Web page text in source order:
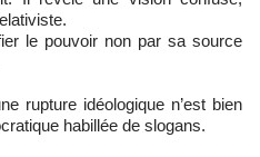
le pouvoir non par sa source
rupture idéologique n’est bien
habillée de slogans.